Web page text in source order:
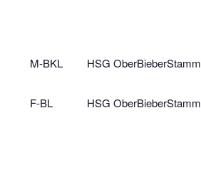
M-BKL HSG OberBieberStamm
F-BL HSG OberBieberStamm